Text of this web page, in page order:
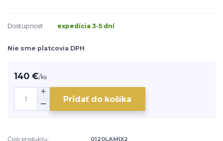
Dostupnosť expedícia 3-5 dní
Nie sme platcovia DPH
140 €/ks
Pridať do košíka
Číslo produktu:
0120LAMIX2